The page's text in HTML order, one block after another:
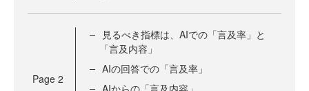
Page 2
見るべき指標は、AIでの「言及率」と
「言及内容」
AIの回答での「言及率」